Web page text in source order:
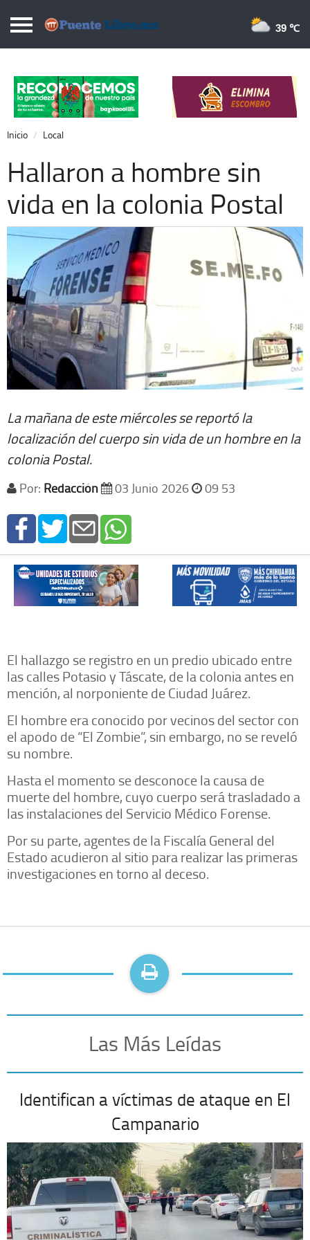
Puentelibre.mx
Local
Nacional
Opinión
Cronos
Economía
Espectáculos
Deportes
Extra +
39 ℃
Inicio Local
Hallaron a hombre sin
vida en la colonia Postal
La mañana de este miércoles se reportó la
localización del cuerpo sin vida de un hombre en la
colonia Postal.
Por: Redacción 03 Junio 2026 09 53
El hallazgo se registro en un predio ubicado entre
las calles Potasio y Táscate, de la colonia antes en
mención, al norponiente de Ciudad Juárez.
El hombre era conocido por vecinos del sector con
el apodo de “El Zombie”, sin embargo, no se reveló
su nombre.
Hasta el momento se desconoce la causa de
muerte del hombre, cuyo cuerpo será trasladado a
las instalaciones del Servicio Médico Forense.
Por su parte, agentes de la Fiscalía General del
Estado acudieron al sitio para realizar las primeras
investigaciones en torno al deceso.
Las Más Leídas
Identifican a víctimas de ataque en El
Campanario